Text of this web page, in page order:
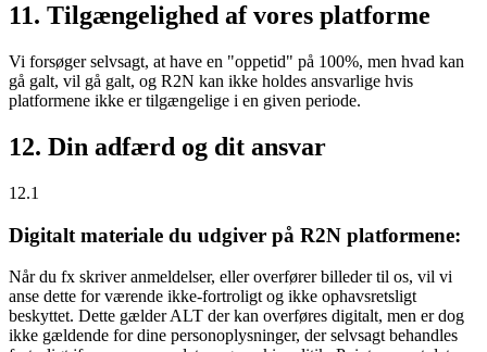
11. Tilgængelighed af vores platforme
Vi forsøger selvsagt, at have en "oppetid" på 100%, men hvad kan
gå galt, vil gå galt, og R2N kan ikke holdes ansvarlige hvis
platformene ikke er tilgængelige i en given periode.
12. Din adfærd og dit ansvar
12.1
Digitalt materiale du udgiver på R2N platformene:
Når du fx skriver anmeldelser, eller overfører billeder til os, vil vi
anse dette for værende ikke-fortroligt og ikke ophavsretsligt
beskyttet. Dette gælder ALT der kan overføres digitalt, men er dog
ikke gældende for dine personoplysninger, der selvsagt behandles